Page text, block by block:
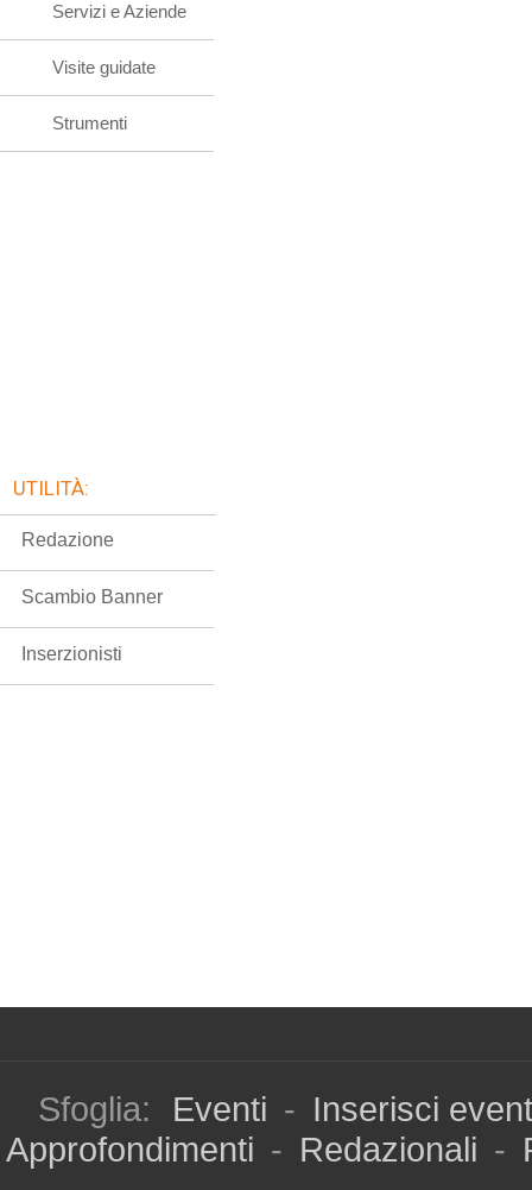
Servizi e Aziende
Visite guidate
Strumenti
UTILITÀ:
Redazione
Scambio Banner
Inserzionisti
Sfoglia: Eventi - Inserisci
Approfondimenti - Redazionali -